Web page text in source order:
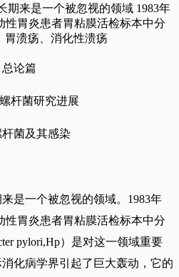
期来是一个被忽视的领域 1983年
性胃炎患者胃粘膜活检标本中分
胃溃疡、消化性溃疡
总论篇
杆菌研究进展
菌及其感染
一个被忽视的领域。1983年
性胃炎患者胃粘膜活检标本中分
pylori,Hp）是对这一领域重要
化病学界引起了巨大轰动，它的